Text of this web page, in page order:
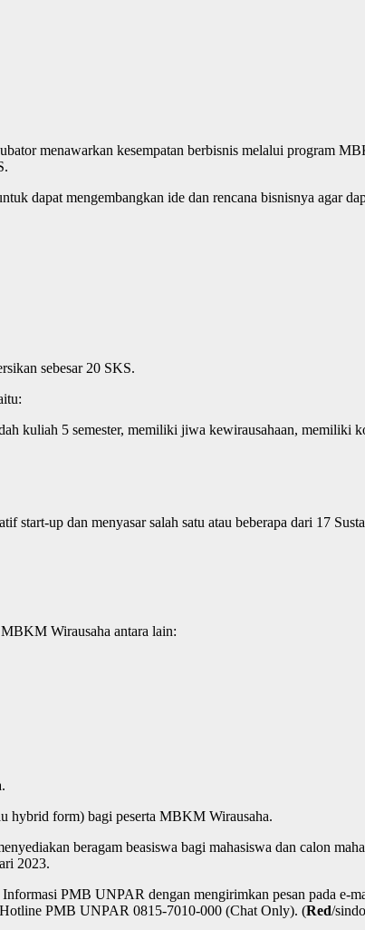
menawarkan kesempatan berbisnis melalui program
dapat mengembangkan ide dan rencana bisnisnya agar
sebesar 20 SKS.
kuliah 5 semester, memiliki jiwa kewirausahaan, memiliki
start-up dan menyasar salah satu atau beberapa dari 17
Wirausaha antara lain:
hybrid form) bagi peserta MBKM Wirausaha.
beragam beasiswa bagi mahasiswa dan calon
2023.
PMB UNPAR dengan mengirimkan pesan pada e-
PMB UNPAR 0815-7010-000 (Chat Only). (Red/